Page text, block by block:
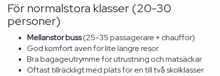
För normalstora klasser (20-30
personer)
Mellanstor buss(25-35 passagerare + chaufför)
God komfort även för lite längre resor
Bra bagageutrymme för utrustning och matsäckar
Oftast tillräckligt med plats för en till två skolklasser